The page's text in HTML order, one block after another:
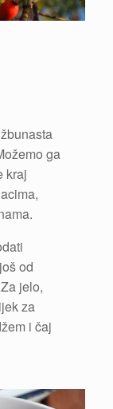
ga
kraj
od
jelo,
za
i čaj